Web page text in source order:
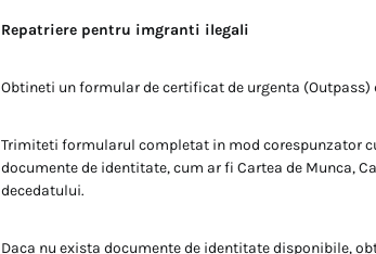
Repatriere pentru imgranti ilegali
Obtineti un formular de certificat de urgenta
Trimiteti formularul completat in mod corespunzator
documente de identitate, cum ar fi Cartea de Munca,
decedatului.
Daca nu exista documente de identitate disponibile,